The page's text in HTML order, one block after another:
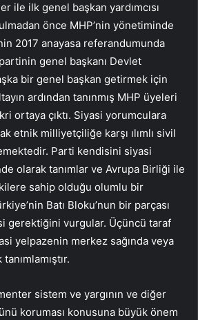
ile ilk genel başkan yardımcısı
önce MHP’nin yönetiminde
2017 anayasa referandumunda
partinin genel başkanı Devlet
bir genel başkan getirmek için
ardından tanınmış MHP üyeleri
ortaya çıktı. Siyasi yorumculara
etnik milliyetçiliğe karşı ılımlı sivil
Parti kendisini siyasi
olarak tanımlar ve Avrupa Birliği ile
sahip olduğu olumlu bir
Batı Bloku’nun bir parçası
gerektiğini vurgular. Üçüncü taraf
yelpazenin merkez sağında veya
sistem ve yargının ve diğer
koruması konusuna büyük önem